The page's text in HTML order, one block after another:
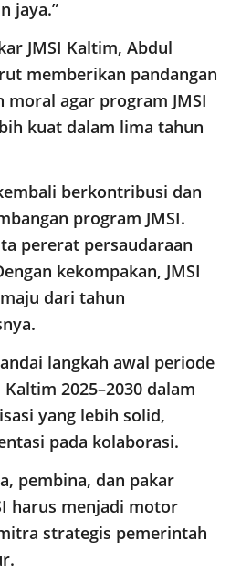
jaya.”
JMSI Kaltim, Abdul
memberikan pandangan
moral agar program JMSI
kuat dalam lima tahun
berkontribusi dan
program JMSI.
pererat persaudaraan
kekompakan, JMSI
dari tahun
langkah awal periode
2025–2030 dalam
yang lebih solid,
pada kolaborasi.
pembina, dan pakar
harus menjadi motor
strategis pemerintah